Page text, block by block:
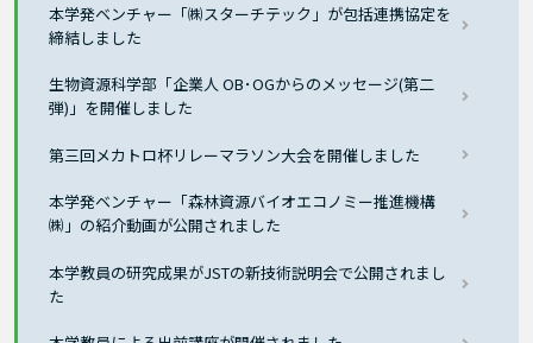
本学発ベンチャー「㈱スターチテック」が包括連携協定を
締結しました
生物資源科学部「企業人 OB･OGからのメッセージ(第二
弾)」を開催しました
第三回メカトロ杯リレーマラソン大会を開催しました
本学発ベンチャー「森林資源バイオエコノミー推進機構
㈱」の紹介動画が公開されました
本学教員の研究成果がJSTの新技術説明会で公開されまし
た